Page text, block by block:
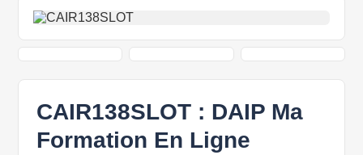
CAIR138SLOT : DAIP Ma
Formation En Ligne